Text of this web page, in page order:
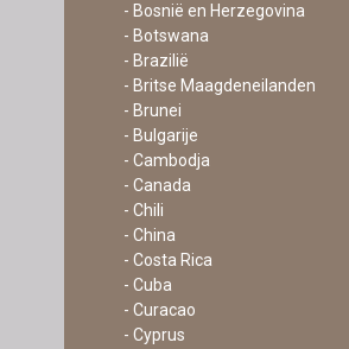
- Bosnië en Herzegovina
- Botswana
- Brazilië
- Britse Maagdeneilanden
- Brunei
- Bulgarije
- Cambodja
- Canada
- Chili
- China
- Costa Rica
- Cuba
- Curacao
- Cyprus